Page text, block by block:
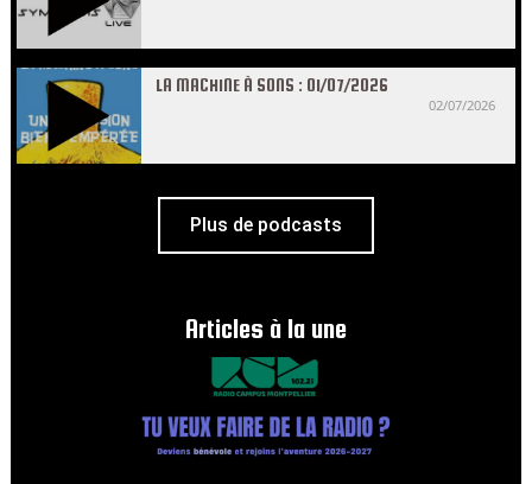
LA MACHINE À SONS : 01/07/2026
02/07/2026
Plus de podcasts
Articles à la une